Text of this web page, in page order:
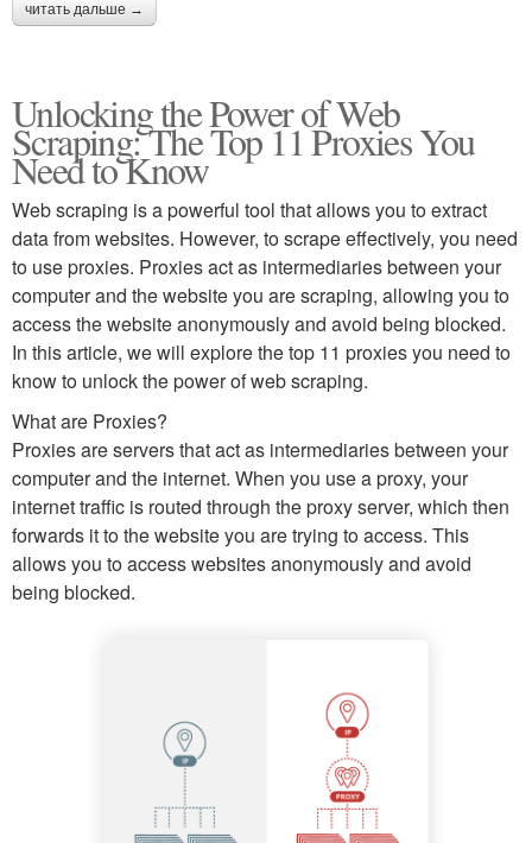
читать дальше →
Unlocking the Power of Web
Scraping: The Top 11 Proxies You
Need to Know
Web scraping is a powerful tool that allows you to extract
data from websites. However, to scrape effectively, you need
to use proxies. Proxies act as intermediaries between your
computer and the website you are scraping, allowing you to
access the website anonymously and avoid being blocked.
In this article, we will explore the top 11 proxies you need to
know to unlock the power of web scraping.
What are Proxies?
Proxies are servers that act as intermediaries between your
computer and the internet. When you use a proxy, your
internet traffic is routed through the proxy server, which then
forwards it to the website you are trying to access. This
allows you to access websites anonymously and avoid
being blocked.